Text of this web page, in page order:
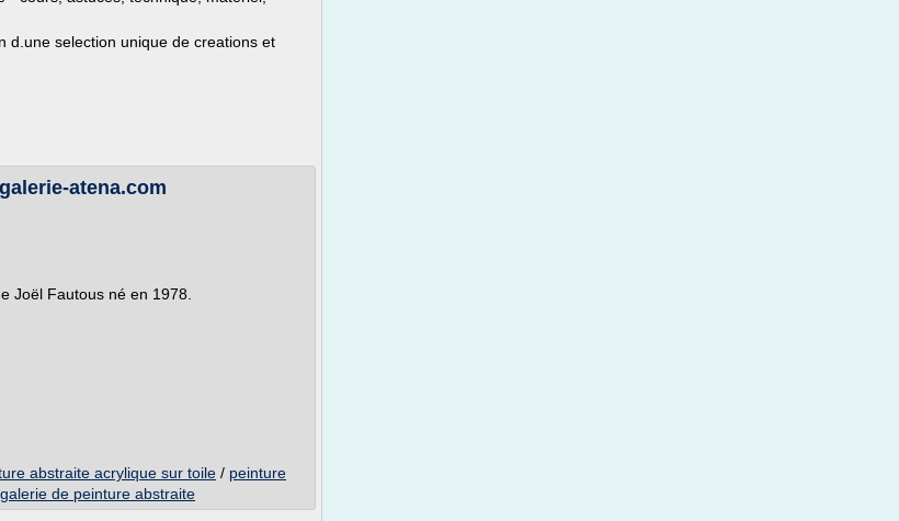
d.une selection unique de creations et
atena.com
Joël Fautous né en 1978.
abstraite acrylique sur toile / peinture
galerie de peinture abstraite